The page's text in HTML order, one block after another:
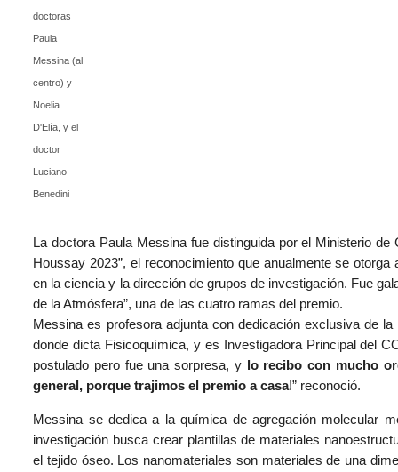
doctoras
Paula
Messina (al
centro) y
Noelia
D'Elía, y el
doctor
Luciano
Benedini
La doctora Paula Messina fue distinguida por el Ministerio
Houssay 2023”, el reconocimiento que anualmente se
en la ciencia y la dirección de grupos de investigación. Fue
de la Atmósfera”, una de las cuatro ramas del premio.
Messina es profesora adjunta con dedicación exclusiva de
donde dicta Fisicoquímica, y es Investigadora Principal del
postulado pero fue una sorpresa, y
lo recibo con mucho
general, porque trajimos el premio a casa!” reconoció.
Messina se dedica a la química de agregación molecular
investigación busca crear plantillas de materiales
el tejido óseo. Los nanomateriales son materiales de una